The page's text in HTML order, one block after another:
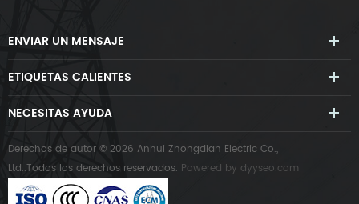
ENVIAR UN MENSAJE
ETIQUETAS CALIENTES
NECESITAS AYUDA
Derechos de autor © 2026 Anhui Zhongdian Electric Co.,
Ltd..Todos los derechos reservados. Powered by dyyseo.com